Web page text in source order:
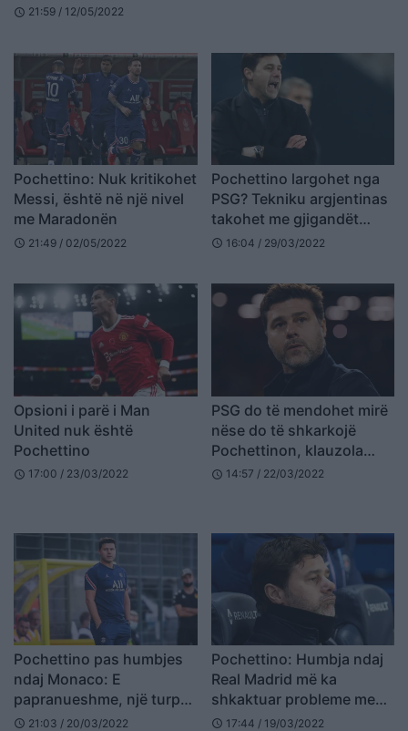
schedule 21:59 / 12/05/2022
Pochettino: Nuk kritikohet
Messi, është në një nivel
me Maradonën
schedule 21:49 / 02/05/2022
Pochettino largohet nga
PSG? Tekniku argjentinas
takohet me gjigandët
Anglezë
schedule 16:04 / 29/03/2022
Opsioni i parë i Man
United nuk është
Pochettino
schedule 17:00 / 23/03/2022
PSG do të mendohet mirë
nëse do të shkarkojë
Pochettinon, klauzola
step francezët
schedule 14:57 / 22/03/2022
Pochettino pas humbjes
ndaj Monaco: E
papranueshme, një turp
në aspektin sportiv
schedule 21:03 / 20/03/2022
Pochettino: Humbja ndaj
Real Madrid më ka
shkaktuar probleme me
gjumin
schedule 17:44 / 19/03/2022